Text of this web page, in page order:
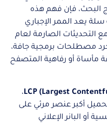
البحث، فإن فهم هذه
يعد الممر الإجباري
التحديثات الصارمة لعام
مصطلحات برمجية جافة،
مأساة أو رفاهية المتصفح
LCP (Largest،
أكبر عنصر مرئي على
أو البانر الإعلاني